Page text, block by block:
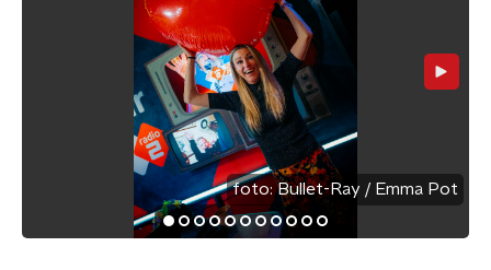
foto:Bullet-Ray / Emma Pot